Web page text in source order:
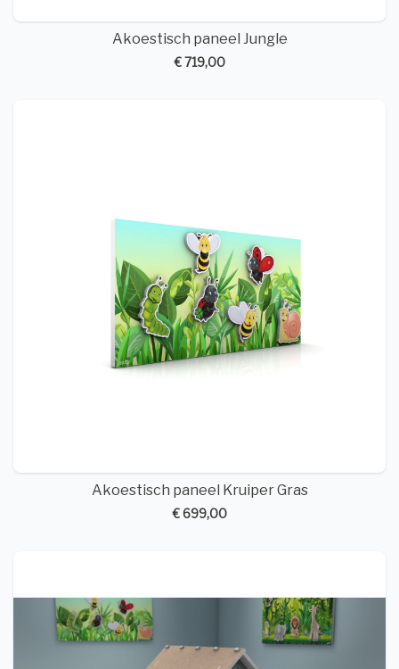
Akoestisch paneel Jungle
€ 719,00
Akoestisch paneel Kruiper Gras
€ 699,00